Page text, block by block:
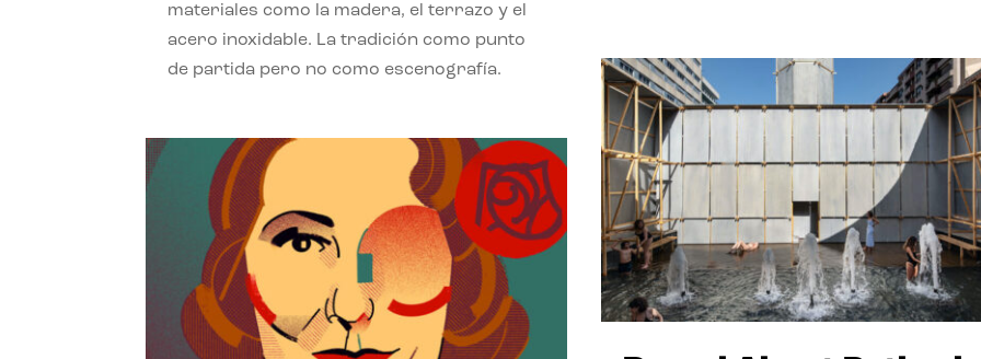
materiales como la madera, el terrazo y el
acero inoxidable. La tradición como punto
de partida pero no como escenografía.